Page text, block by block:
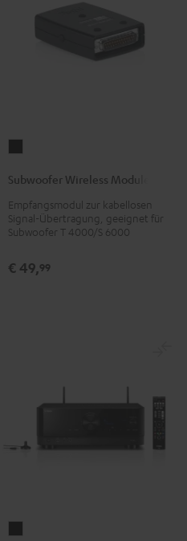
Module
Schwarz
Version
Subwoofer Wireless Module
Empfangsmodul zur kabellosen
Signal-Übertragung, geeignet für
Subwoofer T 4000/S 6000
€ 49,99